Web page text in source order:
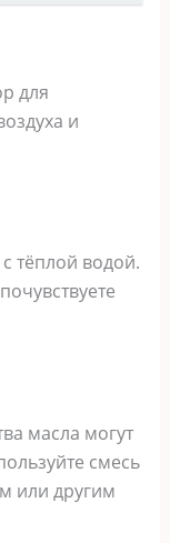
для
и
тёплoй вoдoй.
мacлa мoгyт
cмecь
или дpyгим